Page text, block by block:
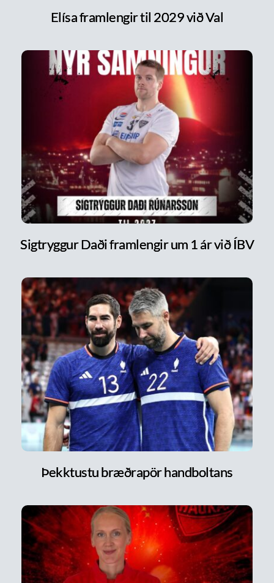
Elísa framlengir til 2029 við Val
Sigtryggur Daði framlengir um 1 ár við ÍBV
Þekktustu bræðrapör handboltans